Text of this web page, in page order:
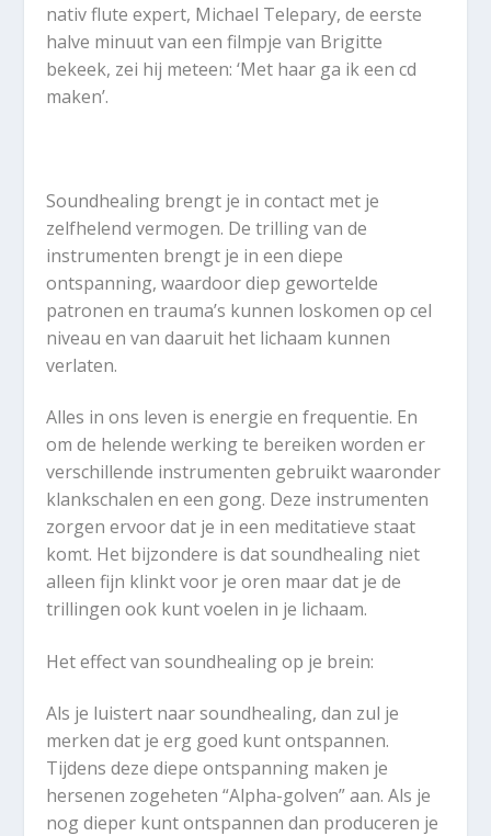
nativ flute expert, Michael Telepary, de eerste
halve minuut van een filmpje van Brigitte
bekeek, zei hij meteen: ‘Met haar ga ik een cd
maken’.
Soundhealing brengt je in contact met je
zelfhelend vermogen. De trilling van de
instrumenten brengt je in een diepe
ontspanning, waardoor diep gewortelde
patronen en trauma’s kunnen loskomen op cel
niveau en van daaruit het lichaam kunnen
verlaten.
Alles in ons leven is energie en frequentie. En
om de helende werking te bereiken worden er
verschillende instrumenten gebruikt waaronder
klankschalen en een gong. Deze instrumenten
zorgen ervoor dat je in een meditatieve staat
komt. Het bijzondere is dat soundhealing niet
alleen fijn klinkt voor je oren maar dat je de
trillingen ook kunt voelen in je lichaam.
Het effect van soundhealing op je brein:
Als je luistert naar soundhealing, dan zul je
merken dat je erg goed kunt ontspannen.
Tijdens deze diepe ontspanning maken je
hersenen zogeheten “Alpha-golven” aan. Als je
nog dieper kunt ontspannen dan produceren je